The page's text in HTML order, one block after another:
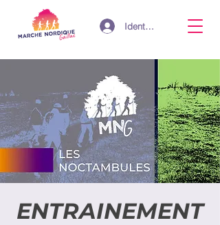
Identifiant
ENTRAINEMENT